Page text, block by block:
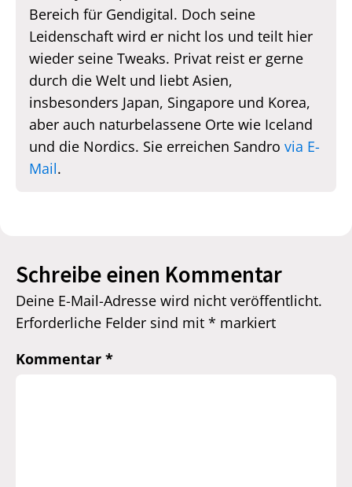
Bereich für Gendigital. Doch seine
Leidenschaft wird er nicht los und teilt hier
wieder seine Tweaks. Privat reist er gerne
durch die Welt und liebt Asien,
insbesonders Japan, Singapore und Korea,
aber auch naturbelassene Orte wie Iceland
und die Nordics. Sie erreichen Sandro via E-
Mail.
Schreibe einen Kommentar
Deine E-Mail-Adresse wird nicht veröffentlicht.
Erforderliche Felder sind mit * markiert
Kommentar *